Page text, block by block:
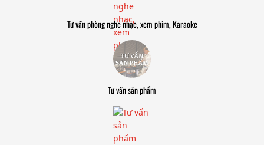
Tư vấn phòng nghe nhạc, xem phim, Karaoke
Tư vấn sản phẩm